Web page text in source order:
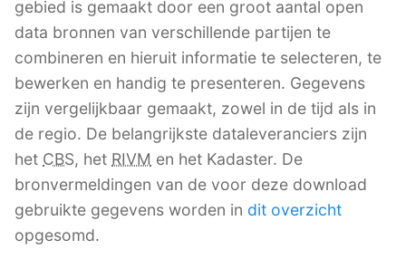
gebied is gemaakt door een groot aantal open
data bronnen van verschillende partijen te
combineren en hieruit informatie te selecteren, te
bewerken en handig te presenteren. Gegevens
zijn vergelijkbaar gemaakt, zowel in de tijd als in
de regio. De belangrijkste dataleveranciers zijn
het CBS, het RIVM en het Kadaster. De
bronvermeldingen van de voor deze download
gebruikte gegevens worden in dit overzicht
opgesomd.